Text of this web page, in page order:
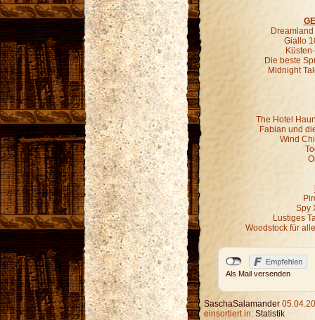
Giallo
Die beste
Midnight
The Hotel
Fabian und
Wind
Spy
Lustiges
Woodstock für
Als Mail versenden
SaschaSalamander
einsortiert in: Statistik